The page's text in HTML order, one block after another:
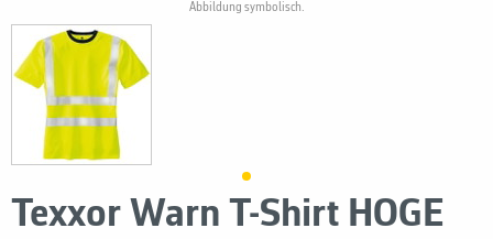
Texxor Warn T-Shirt HOGE
Abbildung symbolisch.